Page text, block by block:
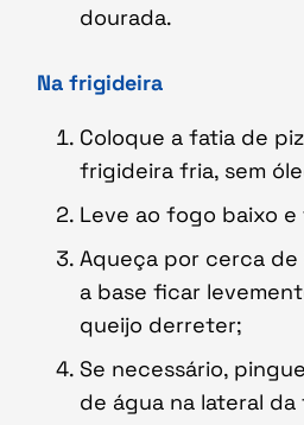
dourada.
Na frigideira
Coloque a fatia de
frigideira fria, sem
Leve ao fogo baixo e
Aqueça por cerca de
a base ficar
queijo derreter;
Se necessário,
de água na lateral